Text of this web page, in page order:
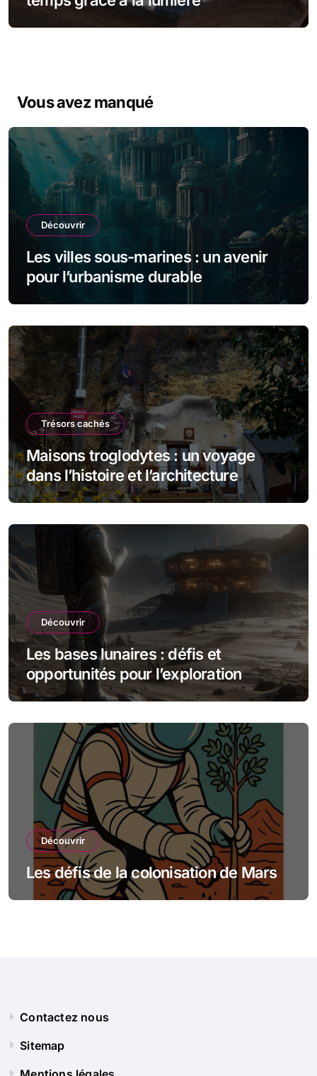
Vous avez manqué
Découvrir
Les villes sous-marines : un avenir
pour l’urbanisme durable
Trésors cachés
Maisons troglodytes : un voyage
dans l’histoire et l’architecture
souterraine
Découvrir
Les bases lunaires : défis et
opportunités pour l’exploration
spatiale
Découvrir
Les défis de la colonisation de Mars
Contactez nous
Sitemap